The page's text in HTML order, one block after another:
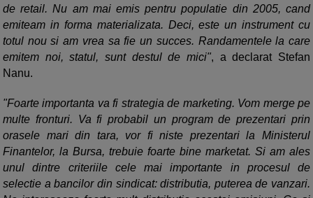
de retail. Nu am mai emis pentru populatie din 2005, cand
emiteam in forma materializata. Deci, este un instrument cu
totul nou si am vrea sa fie un succes. Randamentele la care
emitem noi, statul, sunt destul de mici", a declarat Stefan
Nanu.
"Foarte importanta va fi strategia de marketing. Vom merge pe
multe fronturi. Va fi probabil un program de prezentari prin
orasele mari din tara, vor fi niste prezentari la Ministerul
Finantelor, la Bursa, trebuie foarte bine marketat. Si am ales
unul dintre criteriile cele mai importante in procesul de
selectie a bancilor din sindicat: distributia, puterea de vanzari.